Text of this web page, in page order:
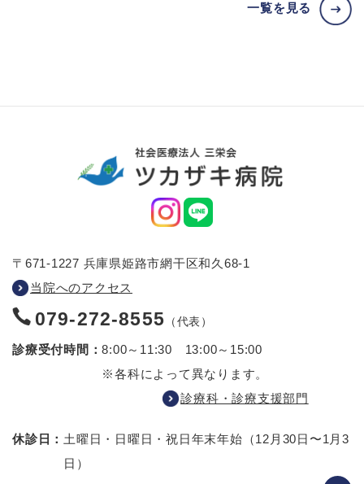
一覧を見る
〒671-1227 兵庫県姫路市網干区和久68-1
当院へのアクセス
079-272-8555 （代表）
診療受付時間：8:00～11:30 13:00～15:00
※各科によって異なります。
診療科・診療支援部門
休診日： 土曜日・日曜日・祝日年末年始（12月30日〜1月3
日）